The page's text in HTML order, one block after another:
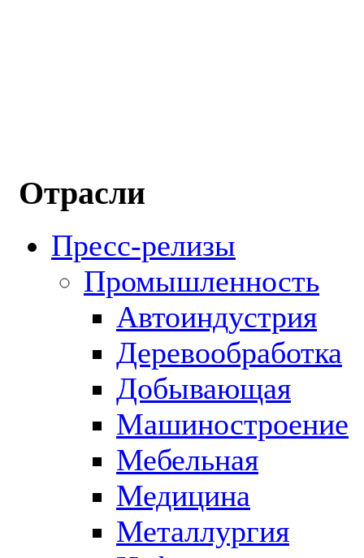
Отрасли
Пресс-релизы
Промышленность
Автоиндустрия
Деревообработка
Добывающая
Машиностроение
Мебельная
Медицина
Металлургия